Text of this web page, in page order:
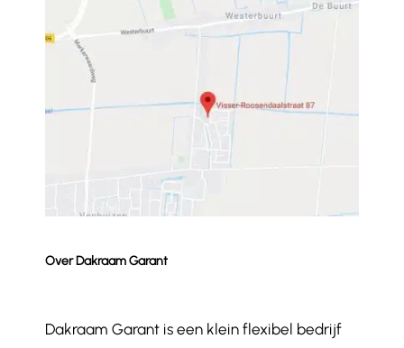
Over Dakraam Garant
Dakraam Garant is een klein flexibel bedrijf